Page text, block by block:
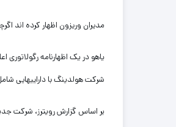
مدیران وریزون اظهار کرده اند
یاهو در یک اظهارنامه رگولاتوری
شرکت هولدینگ با داراییهایی شامل ۱۵ درصد سهم در شرکت تجارت الکترونیکی چینی علی بابا و ۳۵.۵ درصد سهم در یاهوی
بر اساس گزارش رویترز، شرکت